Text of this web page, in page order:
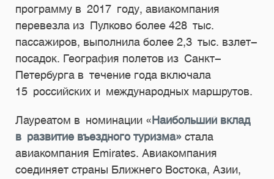
программу в 2017 году, авиакомпания
перевезла из Пулково более 428 тыс.
пассажиров, выполнила более 2,3 тыс. взлет-
посадок. География полетов из Санкт-
Петербурга в течение года включала
15 российских и международных маршрутов.
Лауреатом в номинации «Наибольший вклад
в развитие въездного туризма» стала
авиакомпания Emirates. Авиакомпания
соединяет страны Ближнего Востока, Азии,